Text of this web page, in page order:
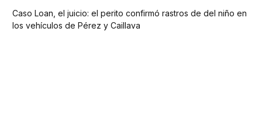
Caso Loan, el juicio: el perito confirmó rastros de del niño en
los vehículos de Pérez y Caillava